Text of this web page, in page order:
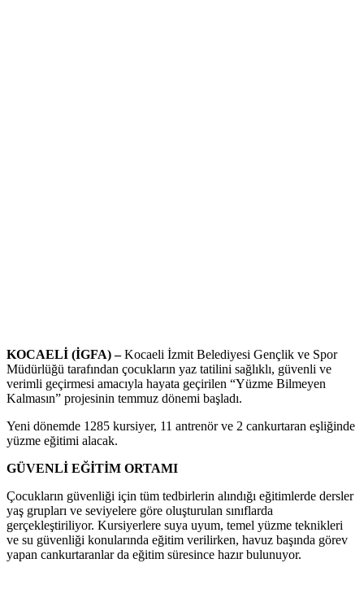
KOCAELİ (İGFA) –Kocaeli İzmit Belediyesi Gençlik ve Spor
Müdürlüğü tarafından çocukların yaz tatilini sağlıklı, güvenli ve
verimli geçirmesi amacıyla hayata geçirilen “Yüzme Bilmeyen
Kalmasın” projesinin temmuz dönemi başladı.
Yeni dönemde 1285 kursiyer, 11 antrenör ve 2 cankurtaran eşliğinde
yüzme eğitimi alacak.
GÜVENLİ EĞİTİM ORTAMI
Çocukların güvenliği için tüm tedbirlerin alındığı eğitimlerde dersler
yaş grupları ve seviyelere göre oluşturulan sınıflarda
gerçekleştiriliyor. Kursiyerlere suya uyum, temel yüzme teknikleri
ve su güvenliği konularında eğitim verilirken, havuz başında görev
yapan cankurtaranlar da eğitim süresince hazır bulunuyor.